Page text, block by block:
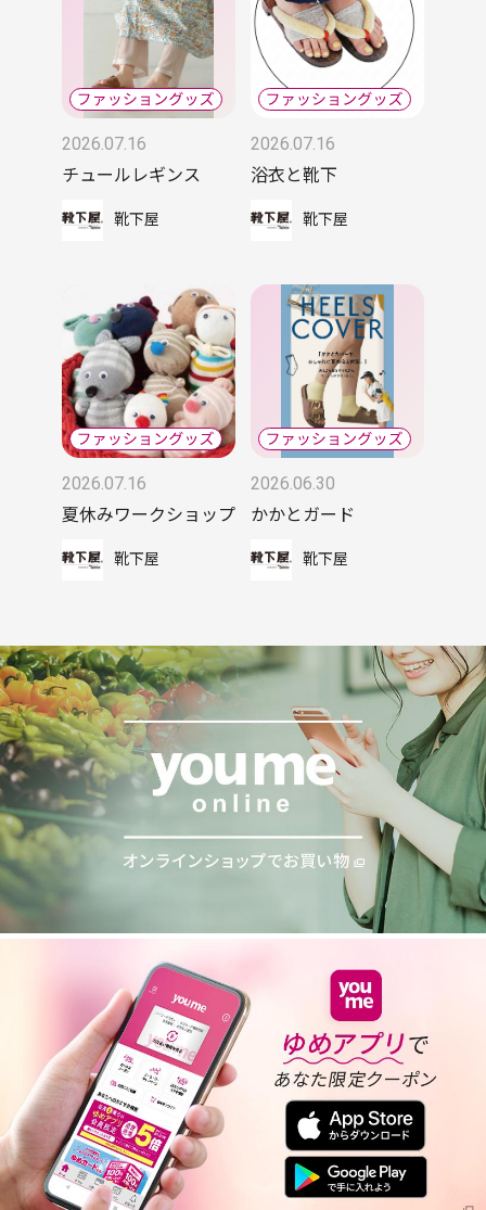
2026.07.16
チュールレギンス
靴下屋
2026.07.16
浴衣と靴下
靴下屋
2026.07.16
夏休みワークショップ
靴下屋
2026.06.30
かかとガード
靴下屋